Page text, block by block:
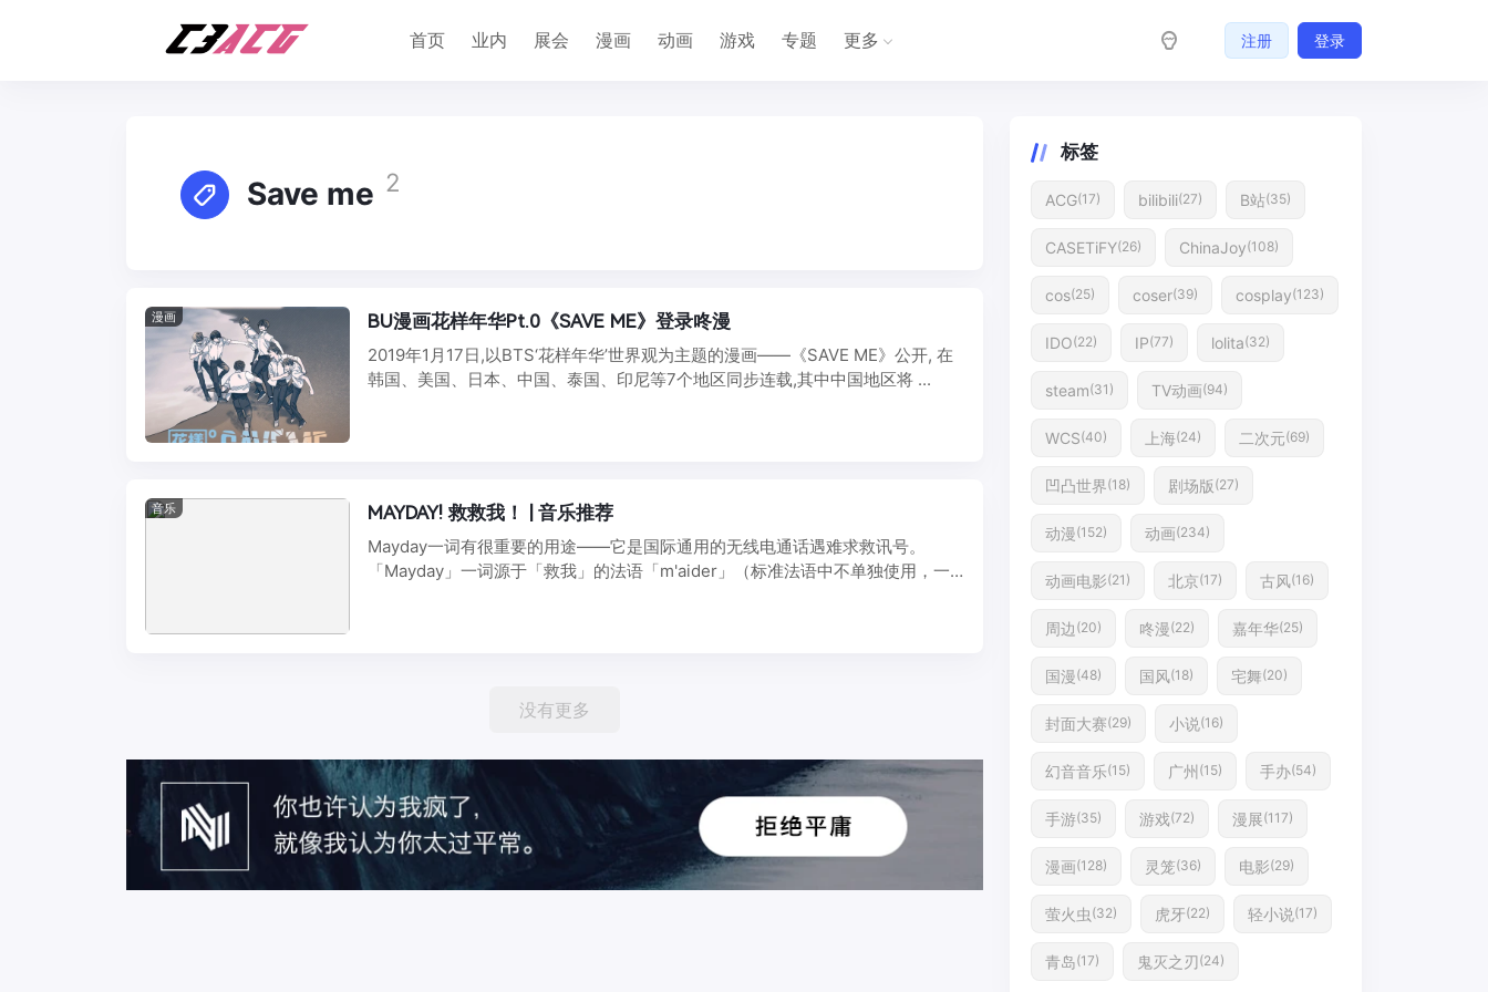
首页 业内 展会 漫画 动画 游戏 专题 更多 注册 登录
Save me 2
漫画 BU漫画花样年华Pt.0《SAVE ME》登录咚漫
2019年1月17日,以BTS‘花样年华’世界观为主题的漫画——《SAVE ME》公开, 在
韩国、美国、日本、中国、泰国、印尼等7个地区同步连载,其中中国地区将 ...
音乐 MAYDAY! 救救我！ | 音乐推荐
Mayday一词有很重要的用途——它是国际通用的无线电通话遇难求救讯号。
「Mayday」一词源于「救我」的法语「m'aider」（标准法语中不单独使用，一
没有更多
标签
ACG(17) bilibili(27) B站(35)
CASETiFY(26) ChinaJoy(108)
cos(25) coser(39) cosplay(123)
IDO(22) IP(77) lolita(32)
steam(31) TV动画(94)
WCS(40) 上海(24) 二次元(69)
凹凸世界(18) 剧场版(27)
动漫(152) 动画(234)
动画电影(21) 北京(17) 古风(16)
周边 (20) 咚漫(22) 嘉年华(25)
国漫(48) 国风(18) 宅舞(20)
封面大赛(29) 小说(16)
幻音音乐(15) 广州 (15) 手办(54)
手游(35) 游戏(72) 漫展(117)
漫画(128) 灵笼(36) 电影(29)
萤火虫 (32) 虎牙(22) 轻小说(17)
青岛(17) 鬼灭之刃(24)